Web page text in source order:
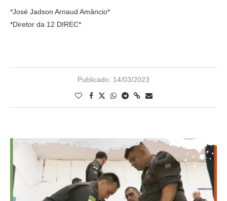
*José Jadson Arnaud Amâncio*
*Diretor da 12 DIREC*
Publicado: 14/03/2023